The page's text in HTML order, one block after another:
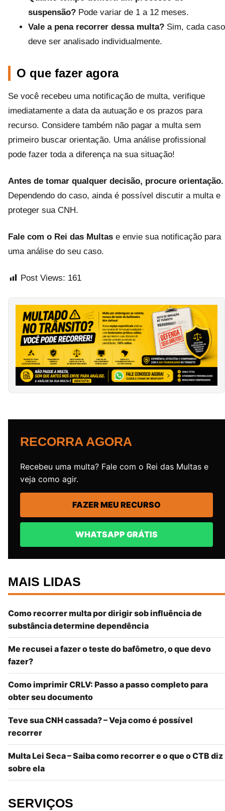
suspensão? Pode variar de 1 a 12 meses.
Vale a pena recorrer dessa multa? Sim, cada caso
deve ser analisado individualmente.
O que fazer agora
Se você recebeu uma notificação de multa, verifique
imediatamente a data da autuação e os prazos para
recurso. Considere também não pagar a multa sem
primeiro buscar orientação. Uma análise profissional
pode fazer toda a diferença na sua situação!
Antes de tomar qualquer decisão, procure orientação.
Dependendo do caso, ainda é possível discutir a multa e
proteger sua CNH.
Fale com o Rei das Multas e envie sua notificação para
uma análise do seu caso.
Post Views: 161
RECORRA AGORA
Recebeu uma multa? Fale com o Rei das Multas e
veja como agir.
FAZER MEU RECURSO
WHATSAPP GRÁTIS
MAIS LIDAS
Como recorrer multa por dirigir sob influência de
substância determine dependência
Me recusei a fazer o teste do bafômetro, o que devo
fazer?
Como imprimir CRLV: Passo a passo completo para
obter seu documento
Teve sua CNH cassada? – Veja como é possível
recorrer
Multa Lei Seca – Saiba como recorrer e o que o CTB diz
sobre ela
SERVIÇOS